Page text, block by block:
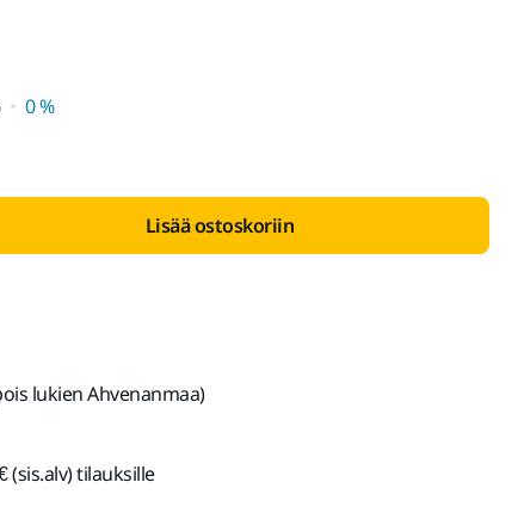
lukien ALV 25,5 %
0 %
Lisää ostoskoriin
lukien Ahvenanmaa)
(sis.alv) tilauksille